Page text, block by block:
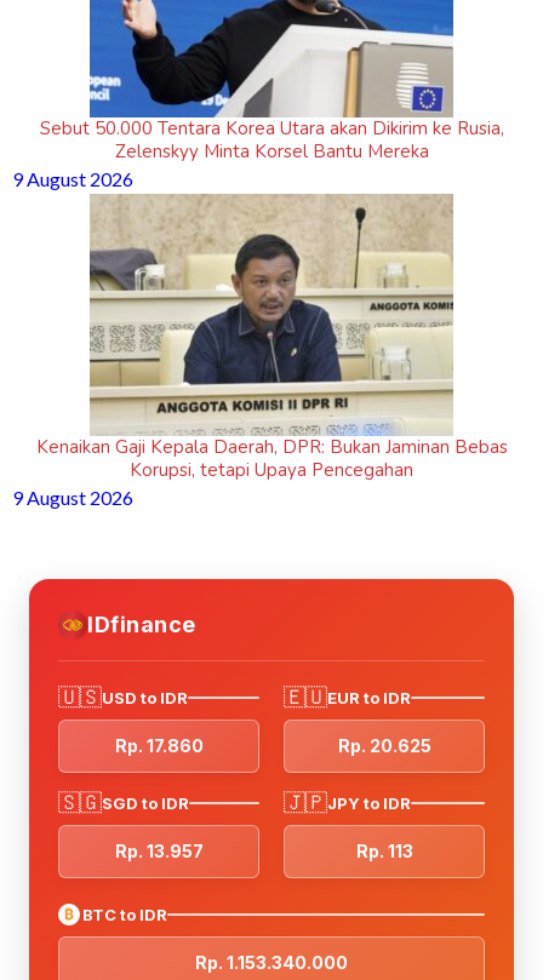
Sebut 50.000 Tentara Korea Utara akan Dikirim ke Rusia,
Zelenskyy Minta Korsel Bantu Mereka
9 August 2026
Kenaikan Gaji Kepala Daerah, DPR: Bukan Jaminan Bebas
Korupsi, tetapi Upaya Pencegahan
9 August 2026
IDfinance
🇺🇸USD to IDR
Rp. 17.860
🇪🇺EUR to IDR
Rp. 20.625
🇸🇬SGD to IDR
Rp. 13.957
🇯🇵JPY to IDR
Rp. 113
₿ BTC to IDR
Rp. 1.153.340.000